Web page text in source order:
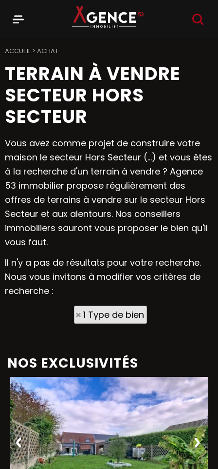
ACCUEIL> ACHAT
TERRAIN À VENDRE
SECTEUR HORS
SECTEUR
Vous avez comme projet de construire votre
maison le secteur Hors Secteur (...) et vous êtes
à la recherche d'un terrain à vendre ? Agence
53 immobilier propose régulièrement des
offres de terrains à vendre sur le secteur Hors
Secteur et aux alentours. Nos conseillers
immobiliers sauront vous proposer le bien qu'il
vous faut.
Il n'y a pas de résultats pour votre recherche.
Nous vous invitons à modifier vos critères de
recherche :
1 Type de bien
NOS EXCLUSIVITÉS